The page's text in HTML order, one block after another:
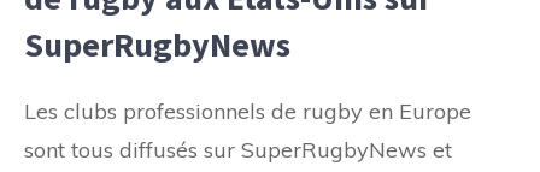
SuperRugbyNews
Les clubs professionnels de rugby en Europe
sont tous diffusés sur SuperRugbyNews et